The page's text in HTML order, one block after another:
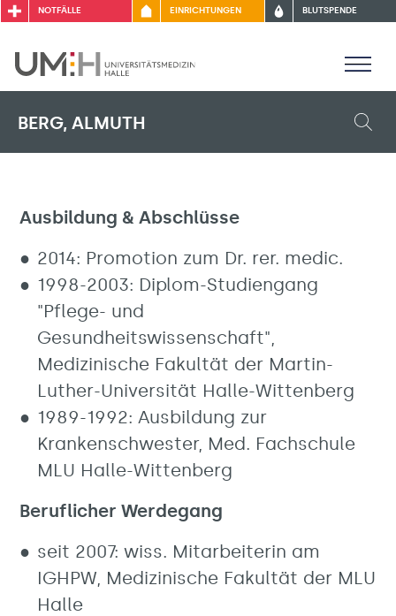
NOTFÄLLE EINRICHTUNGEN BLUTSPENDE
BERG, ALMUTH
Ausbildung & Abschlüsse
2014: Promotion zum Dr. rer. medic.
1998-2003: Diplom-Studiengang
"Pflege- und
Gesundheitswissenschaft",
Medizinische Fakultät der Martin-
Luther-Universität Halle-Wittenberg
1989-1992: Ausbildung zur
Krankenschwester, Med. Fachschule
MLU Halle-Wittenberg
Beruflicher Werdegang
seit 2007: wiss. Mitarbeiterin am
IGHPW, Medizinische Fakultät der MLU
Halle